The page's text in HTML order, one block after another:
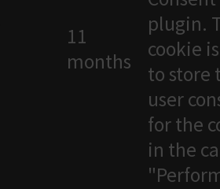
11
months
plugin.
cookie
to store
user
for the
in the